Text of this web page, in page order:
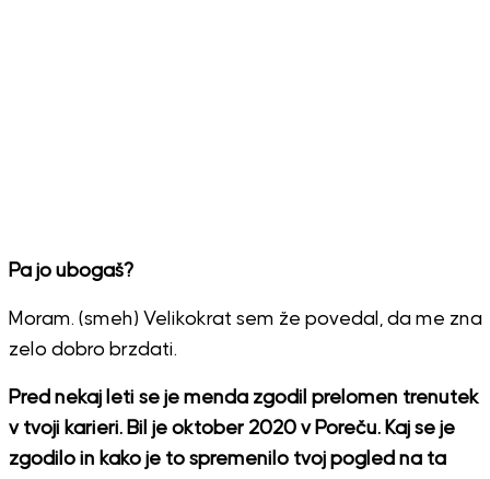
Pa jo ubogaš?
Moram. (smeh) Velikokrat sem že povedal, da me zna
zelo dobro brzdati.
Pred nekaj leti se je menda zgodil prelomen trenutek
v tvoji karieri. Bil je oktober 2020 v Poreču. Kaj se je
zgodilo in kako je to spremenilo tvoj pogled na ta